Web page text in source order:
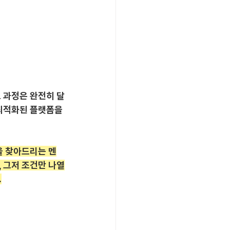
정은 완전히 달
화된 플랫폼을
찾아드리는 멘
저 조건만 나열